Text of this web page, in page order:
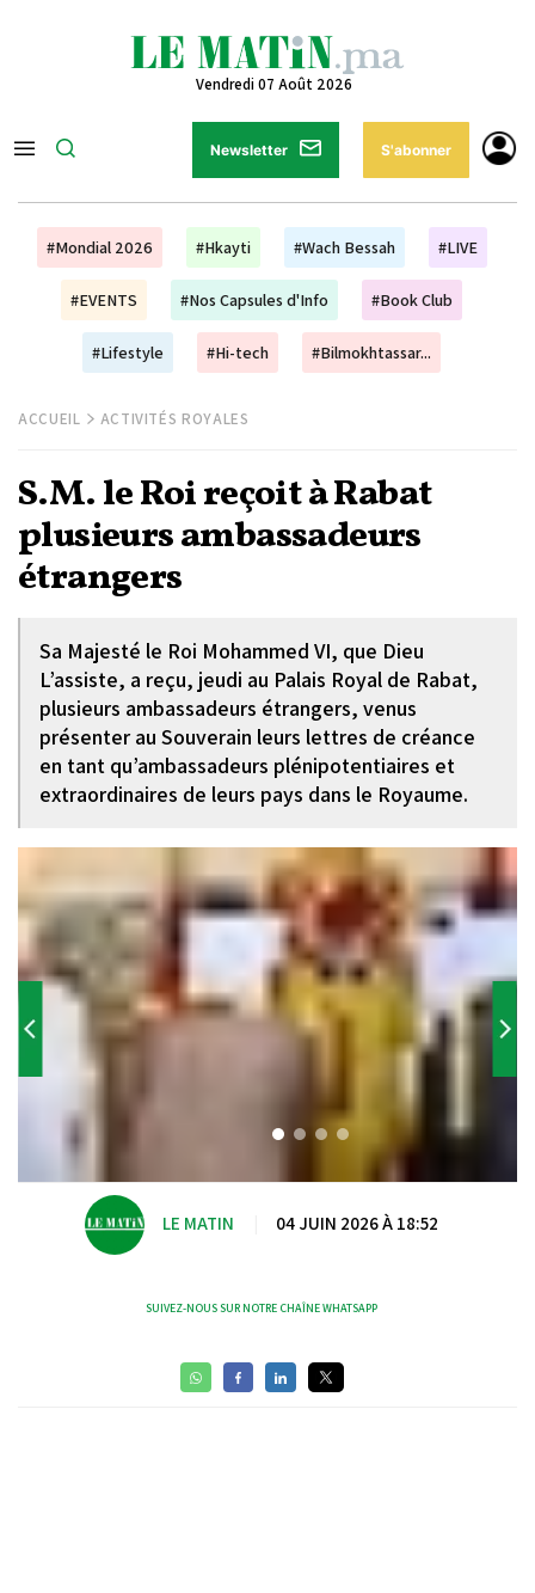
Vendredi 07 Août 2026
Newsletter S'abonner
#Mondial 2026 #Hkayti #Wach Bessah #LIVE
#EVENTS #Nos Capsules d'Info #Book Club
#Lifestyle #Hi-tech #Bilmokhtassar...
ACCUEIL ACTIVITÉS ROYALES
S.M. le Roi reçoit à Rabat
plusieurs ambassadeurs
étrangers
Sa Majesté le Roi Mohammed VI, que Dieu
L’assiste, a reçu, jeudi au Palais Royal de Rabat,
plusieurs ambassadeurs étrangers, venus
présenter au Souverain leurs lettres de créance
en tant qu’ambassadeurs plénipotentiaires et
extraordinaires de leurs pays dans le Royaume.
LE MATIN 04 JUIN 2026 À 18:52
SUIVEZ-NOUS SUR NOTRE CHAÎNE WHATSAPP